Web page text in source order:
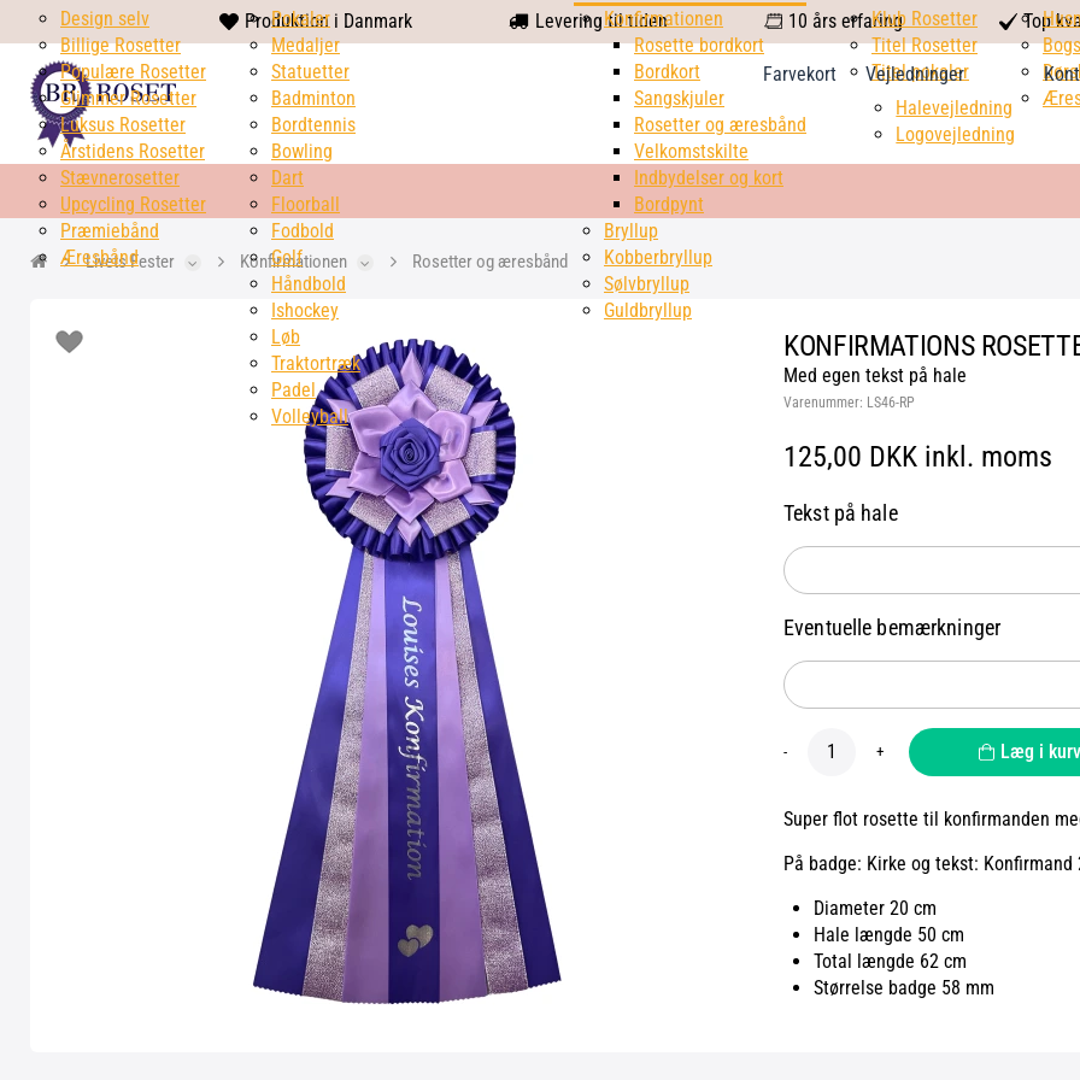
heart
solid
Produktion i Danmark Levering til tiden calendar
10 års erfaring
check
mark
Top
Farvekort
Vejledninger
Halevejledning
Logovejledning
Design selv
Billige Rosetter
Populære Rosetter
Glimmer Rosetter
Luksus Rosetter
Årstidens Rosetter
Stævnerosetter
Upcycling Rosetter
Præmiebånd
Æresbånd
Pokaler
Medaljer
Statuetter
Badminton
Bordtennis
Bowling
Dart
Floorball
Fodbold
Golf
Håndbold
Ishockey
Løb
Traktortræk
Padel
Volleyball
Konfirmationen
Rosette bordkort
Bordkort
Sangskjuler
Rosetter og æresbånd
Velkomstskilte
Indbydelser og kort
Bordpynt
Bryllup
Kobberbryllup
Sølvbryllup
Guldbryllup
Klub Rosetter
Titel Rosetter
Titel pokaler
Livets Fester Konfirmationen Rosetter og æresbånd
KONFIRMATIONS
Med egen tekst på hale
Varenummer: LS46-RP
125,00 DKK inkl. moms
Tekst på hale
Eventuelle bemærkninger
- + Læg i kurv
Super flot rosette til konfirmanden
På badge: Kirke og tekst: Konfirmand
Diameter 20 cm
Hale længde 50 cm
Total længde 62 cm
Størrelse badge 58 mm